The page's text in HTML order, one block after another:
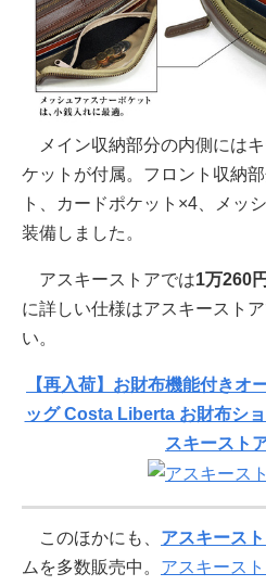
メイン収納部分の内側には
ケットが付属。フロント収納
ト、カードポケット×4、メッ
装備しました。
アスキーストアでは1万260円
に詳しい仕様はアスキースト
い。
【再入荷】お財布機能付きオ
ッグ Costa Liberta お財布シ
スキースト
このほかにも、 アスキース
ムを多数販売中。 アスキース